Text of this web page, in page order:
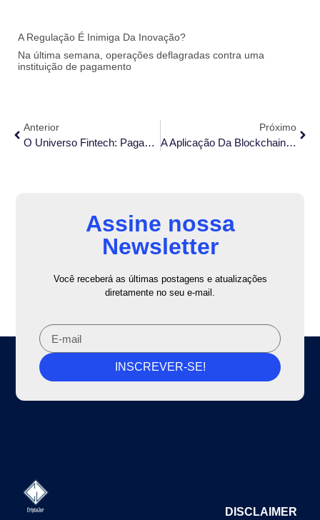
A Regulação É Inimiga Da Inovação?
Na última semana, operações deflagradas contra uma
instituição de pagamento
Anterior
O Universo Fintech: Pagamentos Eletrônicos E Bancos Digitais
Próximo
A Aplicação Da Blockchain Em Logfintechs: Melhorias Em Segurança E Gestão De Créditos E Pagamentos No Mercado Rodoviário De Transporte De Cargas
Assine nossa
Newsletter
Você receberá as últimas postagens e atualizações
diretamente no seu e-mail.
INSCREVER-SE!
DISCLAIMER